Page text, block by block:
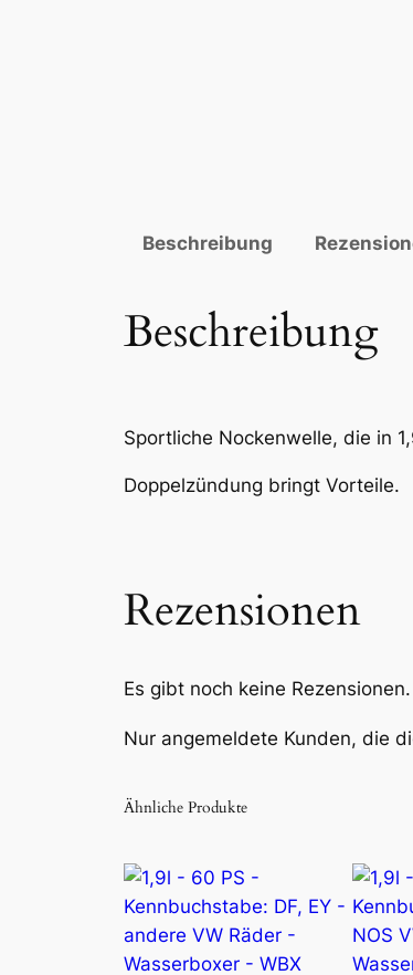
Beschreibung
Beschreibung
Sportliche Nockenwelle, die in
Doppelzündung bringt Vorteile.
Rezensionen
Es gibt noch keine Rezensionen.
Nur angemeldete Kunden, die
Ähnliche Produkte